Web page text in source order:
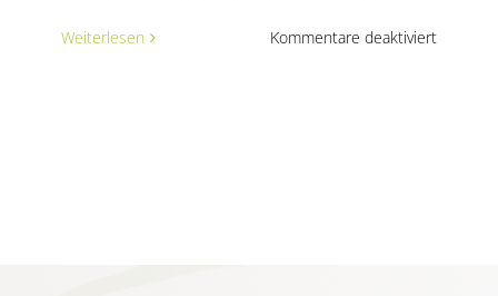
Weiterlesen Kommentare deaktiviertfür